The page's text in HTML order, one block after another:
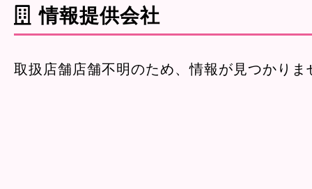
情報提供会社
取扱店舗店舗不明のため、情報が見つかりま